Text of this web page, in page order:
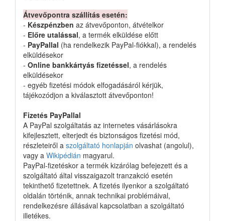
Átvevőpontra szállítás esetén:
- Készpénzben az átvevőponton, átvételkor
- Előre utalással, a termék elküldése előtt
- PayPallal (ha rendelkezik PayPal-fiókkal), a rendelés
elküldésekor
- Online bankkártyás fizetéssel, a rendelés
elküldésekor
- egyéb fizetési módok elfogadásáról kérjük,
tájékozódjon a kiválasztott átvevőponton!
Fizetés PayPallal
A PayPal szolgáltatás az internetes vásárlásokra
kifejlesztett, elterjedt és biztonságos fizetési mód,
részleteiről a szolgáltató honlapján olvashat (angolul),
vagy a Wikipédián magyarul.
PayPal-fizetéskor a termék kizárólag befejezett és a
szolgáltató által visszaigazolt tranzakció esetén
tekinthető fizetettnek. A fizetés ilyenkor a szolgáltató
oldalán történik, annak technikai problémáival,
rendelkezésre állásával kapcsolatban a szolgáltató
illetékes.